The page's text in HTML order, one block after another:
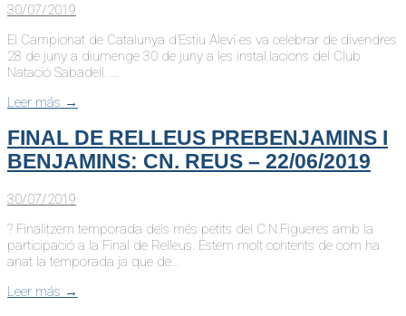
30/07/2019
El Campionat de Catalunya d’Estiu Aleví es va celebrar de divendres
28 de juny a diumenge 30 de juny a les instal.lacions del Club
Natació Sabadell. …
Leer más →
FINAL DE RELLEUS PREBENJAMINS I
BENJAMINS: CN. REUS – 22/06/2019
30/07/2019
? Finalitzem temporada dels més petits del C.N.Figueres amb la
participació a la Final de Relleus. Estem molt contents de com ha
anat la temporada ja que de…
Leer más →